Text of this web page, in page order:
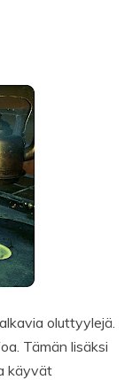
oluttyylejä.
Tämän lisäksi
käyvät